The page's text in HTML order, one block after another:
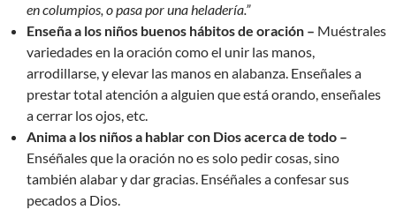
en columpios, o pasa por una heladería.”
Enseña a los niños buenos hábitos de oración – Muéstrales
variedades en la oración como el unir las manos,
arrodillarse, y elevar las manos en alabanza. Enseñales a
prestar total atención a alguien que está orando, enseñales
a cerrar los ojos, etc.
Anima a los niños a hablar con Dios acerca de todo –
Enséñales que la oración no es solo pedir cosas, sino
también alabar y dar gracias. Enséñales a confesar sus
pecados a Dios.